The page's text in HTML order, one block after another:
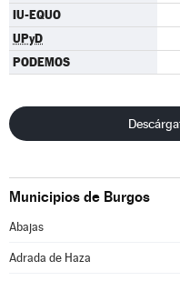
IU-EQUO
UPyD
PODEMOS
Municipios de Burgos
Abajas
Adrada de Haza